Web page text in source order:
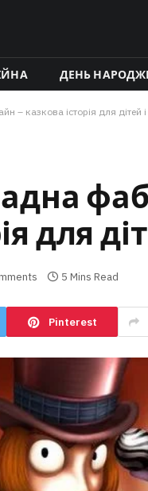
ДЕНЬ
– казкова історія для дітей
для
5 Mins Read
Pinterest